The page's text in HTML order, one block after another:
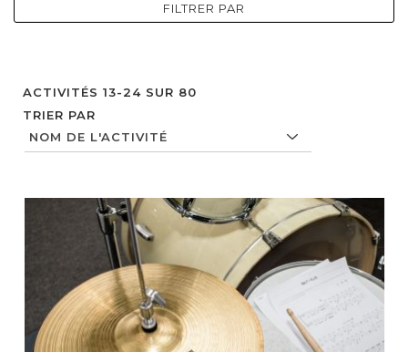
ACTIVITÉS 13-24 SUR 80
TRIER PAR
FILTRER PAR